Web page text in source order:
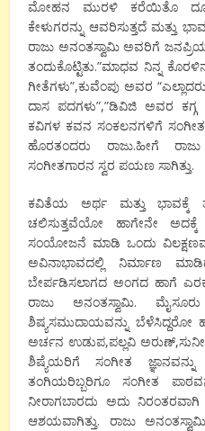
ಮೋಹನ ಮುರಳಿ ಕರೆಯಿತೊ ದೂರ
ಕೇಳುಗರನ್ನು ಆವರಿಸುತ್ತದೆ ಮತ್ತು
ರಾಜು ಅನಂತಸ್ವಾಮಿ ಅವರಿಗೆ
ತಂದುಕೊಟ್ಟಿತು.”ಮಾಧವ ನಿನ್ನ
ಗೀತೆಗಳು”,ಕುವೆಂಪು ಅವರ
ದಾಸ ಪದಗಳು”,”ಡಿವಿಜಿ ಅವರ ಕಗ್ಗ
ಕವಿಗಳ ಕವನ ಸಂಕಲನಗಳಿಗೆ
ಹೊರತಂದರು ರಾಜು.ಹೀಗೆ
ಸಂಗೀತಗಾರನ ಸ್ವರ ಪಯಣ ಸಾಗಿತ್ತು.
ಕವಿತೆಯ ಅರ್ಥ ಮತ್ತು ಭಾವಕ್ಕೆ
ಚಲಿಸುತ್ತವೆಯೋ ಹಾಗೇನೇ
ಸಂಯೋಜನೆ ಮಾಡಿ ಒಂದು
ಅವಿನಾಭಾವದಲ್ಲಿ ನಿರ್ಮಾಣ
ಬೇರ್ಪಡಿಸಲಾಗದ ಅಂಗದ ಹಾಗೆ
ರಾಜು ಅನಂತಸ್ವಾಮಿ.
ಶಿಷ್ಯಸಮುದಾಯವನ್ನು ಬೆಳೆಸಿದ್ದರೋ
ಅರ್ಚನ ಉಡುಪ,ಪಲ್ಲವಿ
ಶಿಷ್ಯೆಯರಿಗೆ ಸಂಗೀತ
ತಂಗಿಯರಿಬ್ಬರಿಗೂ ಸಂಗೀತ
ನೀರಾಗಬಾರದು ಅದು
ಆಶಯವಾಗಿತ್ತು. ರಾಜು